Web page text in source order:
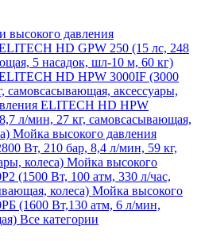
высокого давления
HD GPW 250 (15 лс, 248
5 насадок, шл-10 м, 60 кг)
HD HPW 3000IF (3000
самовсасывающая, аксессуары,
ELITECH HD HPW
л/мин, 27 кг, самовсасывающая,
Мойка высокого давления
Вт, 210 бар, 8,4 л/мин, 59 кг,
колеса) Мойка высокого
(1500 Вт, 100 атм, 330 л/час,
колеса) Мойка высокого
(1600 Вт,130 атм, 6 л/мин,
Все категории